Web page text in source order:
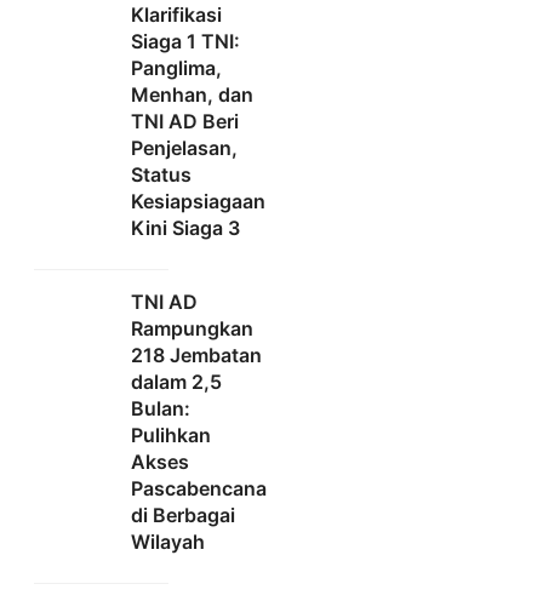
Klarifikasi
Siaga 1 TNI:
Panglima,
Menhan, dan
TNI AD Beri
Penjelasan,
Status
Kesiapsiagaan
Kini Siaga 3
TNI AD
Rampungkan
218 Jembatan
dalam 2,5
Bulan:
Pulihkan
Akses
Pascabencana
di Berbagai
Wilayah